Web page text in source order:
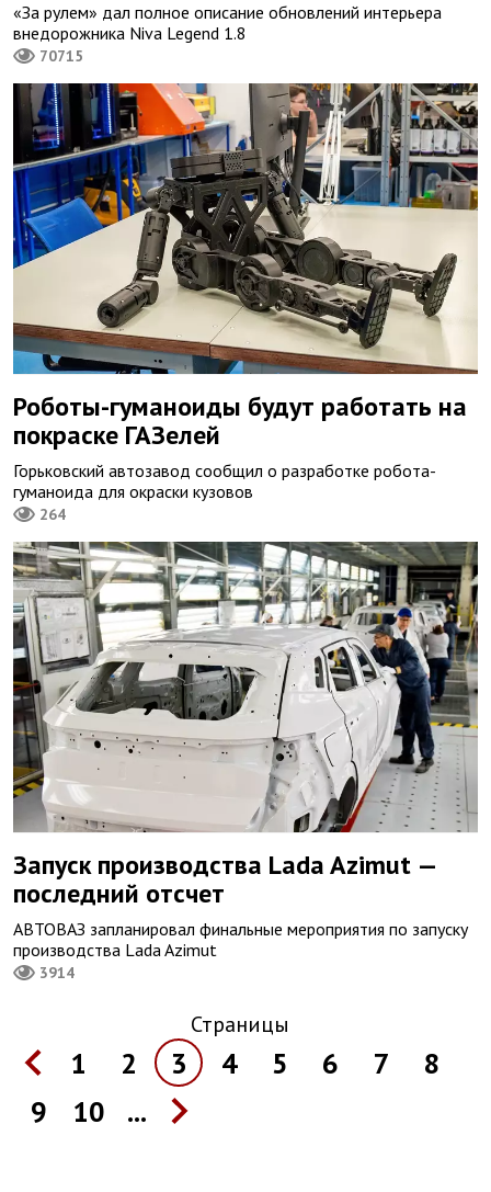
«За рулем» дал полное описание обновлений интерьера
внедорожника Niva Legend 1.8
70715
Роботы-гуманоиды будут работать на
покраске ГАЗелей
Горьковский автозавод сообщил о разработке робота-
гуманоида для окраски кузовов
264
Запуск производства Lada Azimut —
последний отсчет
АВТОВАЗ запланировал финальные мероприятия по запуску
производства Lada Azimut
3914
Страницы
1 2 3 4 5 6 7
8
9
10 ...